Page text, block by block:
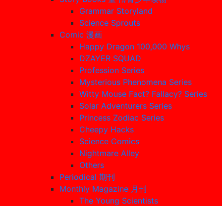
Grammar Storyland
Science Sprouts
Comic 漫画
Happy Dragon 100,000 Whys
DZAYER SQUAD
Profession Series
Mysterious Phenomena Series
Witty Mouse Fact? Fallacy? Series
Solar Adventurers Series
Princess Zodiac Series
Cheepy Hacks
Science Comics
Nightmare Alley
Others
Periodical 期刊
Monthly Magazine 月刊
The Young Scientists